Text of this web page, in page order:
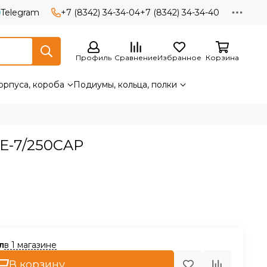
Telegram +7 (8342) 34-34-04+7 (8342) 34-34-40
Профиль СравнениеИзбранное Корзина
короба Подиумы, кольца, полки
7/250CAP
в 1 магазине